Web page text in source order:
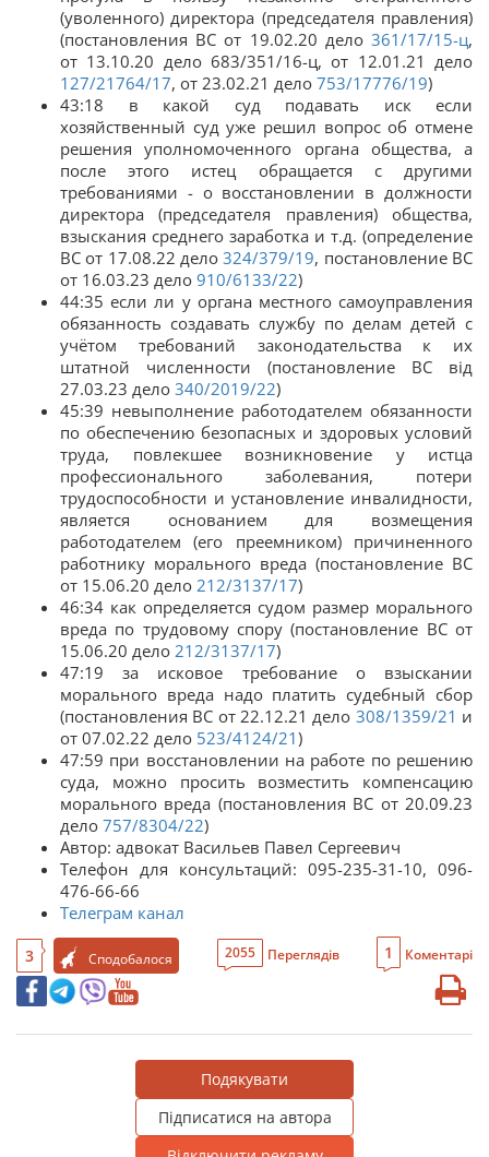
(уволенного) директора (председателя правления)
(постановления ВС от 19.02.20 дело 361/17/15-ц,
от 13.10.20 дело 683/351/16-ц, от 12.01.21 дело
127/21764/17, от 23.02.21 дело 753/17776/19)
43:18 в какой суд подавать иск если
хозяйственный суд уже решил вопрос об отмене
решения уполномоченного органа общества, а
после этого истец обращается с другими
требованиями - о восстановлении в должности
директора (председателя правления) общества,
взыскания среднего заработка и т.д. (определение
ВС от 17.08.22 дело324/379/19, постановление ВС
от 16.03.23 дело 910/6133/22)
44:35 если ли у органа местного самоуправления
обязанность создавать службу по делам детей с
учётом требований законодательства к их
штатной численности (постановление ВС від
27.03.23 дело 340/2019/22)
45:39 невыполнение работодателем обязанности
по обеспечению безопасных и здоровых условий
труда, повлекшее возникновение у истца
профессионального заболевания, потери
трудоспособности и установление инвалидности,
является основанием для возмещения
работодателем (его преемником) причиненного
работнику морального вреда (постановление ВС
от 15.06.20 дело 212/3137/17)
46:34 как определяется судом размер морального
вреда по трудовому спору (постановление ВС от
15.06.20 дело 212/3137/17)
47:19 за исковое требование о взыскании
морального вреда надо платить судебный сбор
(постановления ВС от 22.12.21 дело 308/1359/21 и
от 07.02.22 дело 523/4124/21)
47:59 при восстановлении на работе по решению
суда, можно просить возместить компенсацию
морального вреда (постановления ВС от 20.09.23
дело 757/8304/22)
Автор: адвокат Васильев Павел Сергеевич
Телефон для консультаций: 095-235-31-10, 096-
476-66-66
Телеграм канал
3 Сподобалося 2055 Переглядів 1 Коментарі
Подякувати
Підписатися на автора